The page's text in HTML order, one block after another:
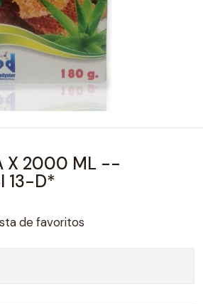
X 2000 ML --
13-D*
de favoritos